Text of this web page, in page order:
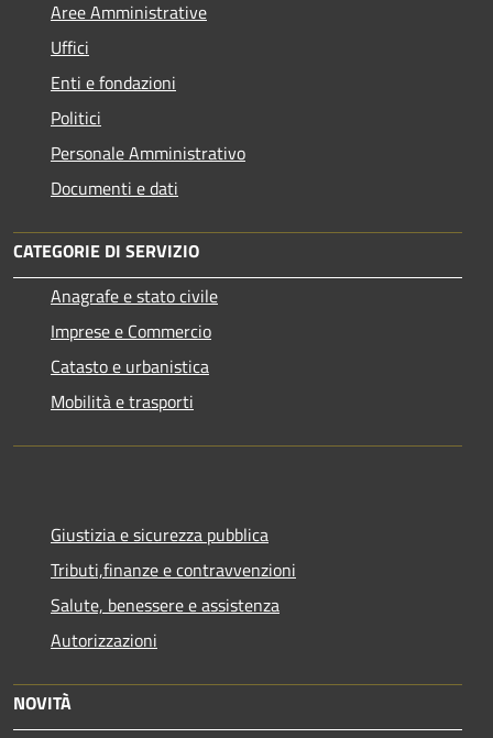
Aree Amministrative
Uffici
Enti e fondazioni
Politici
Personale Amministrativo
Documenti e dati
CATEGORIE DI SERVIZIO
Anagrafe e stato civile
Imprese e Commercio
Catasto e urbanistica
Mobilità e trasporti
Giustizia e sicurezza pubblica
Tributi,finanze e contravvenzioni
Salute, benessere e assistenza
Autorizzazioni
NOVITÀ